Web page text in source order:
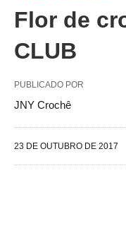
Flor de
CLUB
PUBLICADO POR
JNY Crochê
23 DE OUTUBRO DE 2017